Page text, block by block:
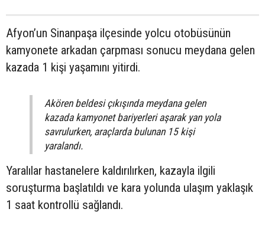
Afyon’un Sinanpaşa ilçesinde yolcu otobüsünün
kamyonete arkadan çarpması sonucu meydana gelen
kazada 1 kişi yaşamını yitirdi.
Akören beldesi çıkışında meydana gelen
kazada kamyonet bariyerleri aşarak yan yola
savrulurken, araçlarda bulunan 15 kişi
yaralandı.
Yaralılar hastanelere kaldırılırken, kazayla ilgili
soruşturma başlatıldı ve kara yolunda ulaşım yaklaşık
1 saat kontrollü sağlandı.